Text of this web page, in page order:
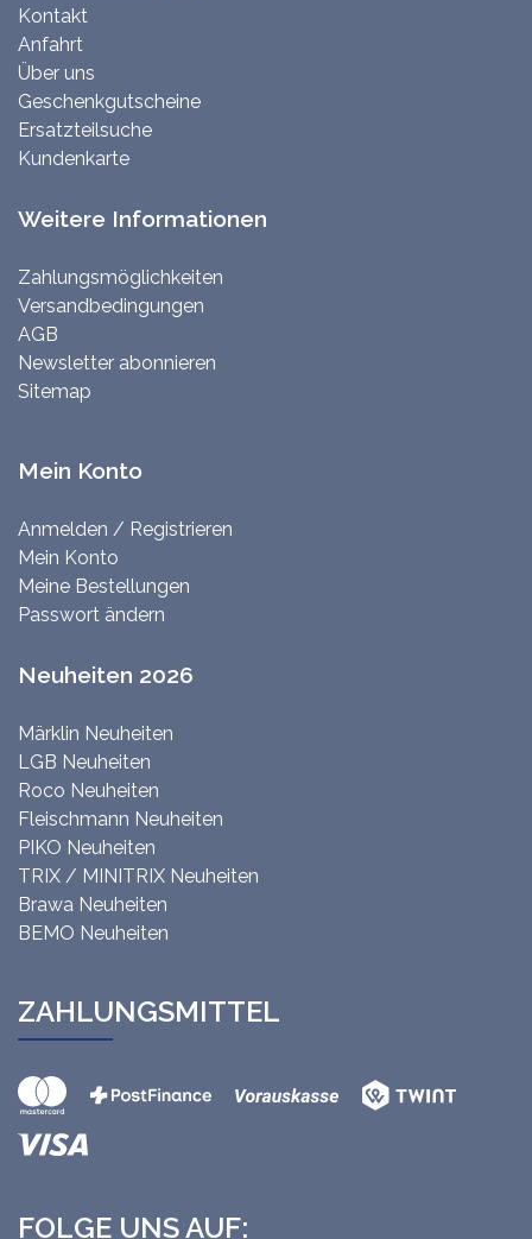
Kontakt
Anfahrt
Über uns
Geschenkgutscheine
Ersatzteilsuche
Kundenkarte
Weitere Informationen
Zahlungsmöglichkeiten
Versandbedingungen
AGB
Newsletter abonnieren
Sitemap
Mein Konto
Anmelden / Registrieren
Mein Konto
Meine Bestellungen
Passwort ändern
Neuheiten 2026
Märklin Neuheiten
LGB Neuheiten
Roco Neuheiten
Fleischmann Neuheiten
PIKO Neuheiten
TRIX / MINITRIX Neuheiten
Brawa Neuheiten
BEMO Neuheiten
ZAHLUNGSMITTEL
FOLGE UNS AUF: